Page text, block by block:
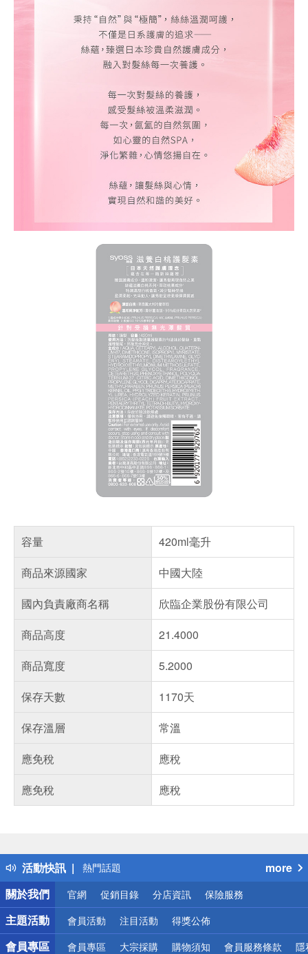
容量
420ml毫升
商品來源國家
中國大陸
國內負責廠商名稱
欣臨企業股份有限公司
商品高度
21.4000
商品寬度
5.2000
保存天數
1170天
保存溫層
常溫
應免稅
應稅
應免稅
應稅
活動快訊
得獎公告
熱門話題
銀行優惠
偏遠地區配送
詐騙網頁！請小心！
more
關於我們
官網 促銷目錄 分店資訊 保險服務
主題活動 會員活動 注目活動 得獎公佈
會員專區 會員專區 大宗採購 購物須知 會員服務條款 隱